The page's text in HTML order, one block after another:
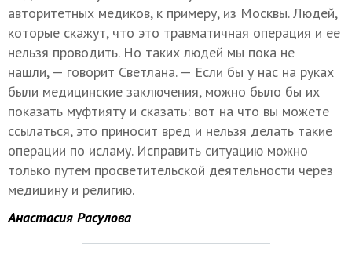
авторитетных медиков, к примеру, из Москвы. Людей,
которые скажут, что это травматичная операция и ее
нельзя проводить. Но таких людей мы пока не
нашли, — говорит Светлана. — Если бы у нас на руках
были медицинские заключения, можно было бы их
показать муфтияту и сказать: вот на что вы можете
ссылаться, это приносит вред и нельзя делать такие
операции по исламу. Исправить ситуацию можно
только путем просветительской деятельности через
медицину и религию.
Анастасия Расулова